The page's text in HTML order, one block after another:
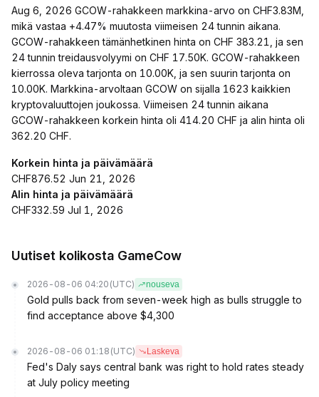
Aug 6, 2026 GCOW-rahakkeen markkina-arvo on CHF3.83M,
mikä vastaa +4.47% muutosta viimeisen 24 tunnin aikana.
GCOW-rahakkeen tämänhetkinen hinta on CHF 383.21, ja sen
24 tunnin treidausvolyymi on CHF 17.50K. GCOW-rahakkeen
kierrossa oleva tarjonta on 10.00K, ja sen suurin tarjonta on
10.00K. Markkina-arvoltaan GCOW on sijalla 1623 kaikkien
kryptovaluuttojen joukossa. Viimeisen 24 tunnin aikana
GCOW-rahakkeen korkein hinta oli 414.20 CHF ja alin hinta oli
362.20 CHF.
Korkein hinta ja päivämäärä
CHF876.52 Jun 21, 2026
Alin hinta ja päivämäärä
CHF332.59 Jul 1, 2026
Uutiset kolikosta GameCow
2026-08-06 04:20 (UTC) nouseva
Gold pulls back from seven-week high as bulls struggle to
find acceptance above $4,300
2026-08-06 01:18 (UTC) Laskeva
Fed's Daly says central bank was right to hold rates steady
at July policy meeting